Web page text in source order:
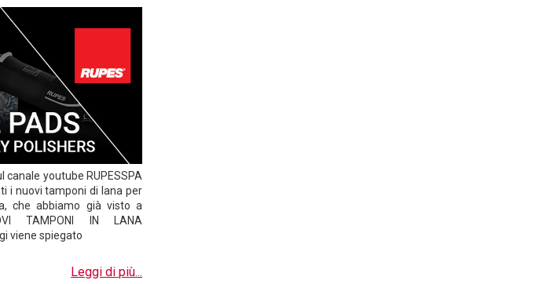
canale youtube RUPESSPA
i nuovi tamponi di lana per
che abbiamo già visto a
TAMPONI IN LANA
viene spiegato
Leggi di più...